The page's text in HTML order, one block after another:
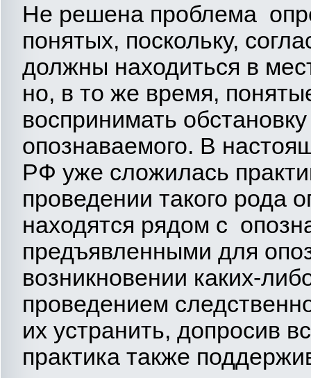
Не решена проблема
понятых, поскольку,
должны находиться в
но, в то же время,
воспринимать
опознаваемого. В
РФ уже сложилась
проведении такого рода
находятся рядом с
предъявленными для
возникновении каких-
проведением
их устранить, допросив
практика также